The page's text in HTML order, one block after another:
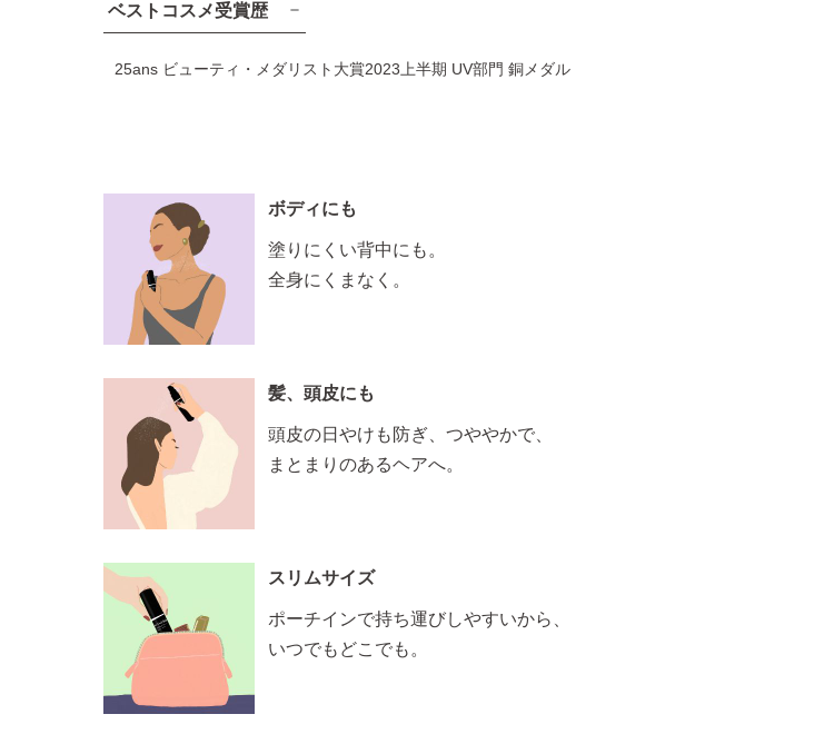
ベストコスメ受賞歴
25ans ビューティ・メダリスト大賞2023上半期 UV部門 銅メダル
ボディにも
塗りにくい背中にも。
全身にくまなく。
髪、頭皮にも
頭皮の日やけも防ぎ、つややかで、
まとまりのあるヘアへ。
スリムサイズ
ポーチインで持ち運びしやすいから、
いつでもどこでも。